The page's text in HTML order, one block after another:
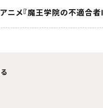
ニメ『魔王学院の不適合